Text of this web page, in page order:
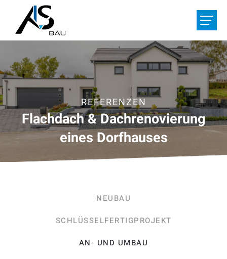
De / Fr / Nl
REFERENZEN
ÜBER UNS
JOBS
IHR PROJEKT
REFERENZEN
Flachdach & Dachrenovierung
eines Dorfhauses
NEUBAU
SCHLÜSSELFERTIGPROJEKT
AN- UND UMBAU